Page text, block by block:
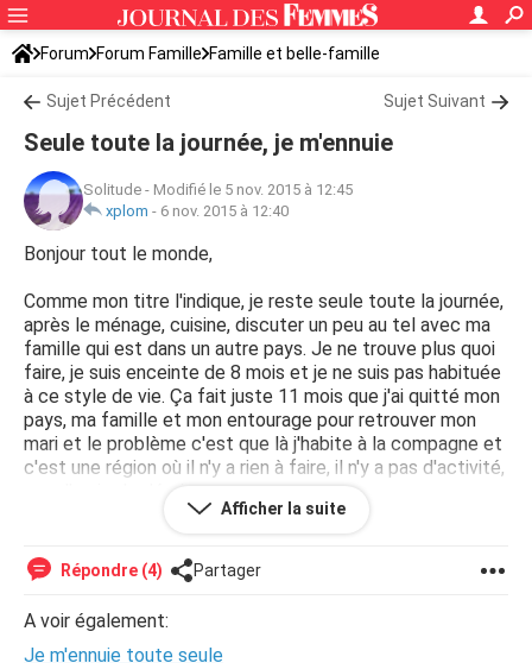
Forum Forum Famille Famille et belle-famille
Sujet Précédent Sujet Suivant
Seule toute la journée, je m'ennuie
Solitude - Modifié le 5 nov. 2015 à 12:45
xplom - 6 nov. 2015 à 12:40
Bonjour tout le monde,
Comme mon titre l'indique, je reste seule toute la journée,
après le ménage, cuisine, discuter un peu au tel avec ma
famille qui est dans un autre pays. Je ne trouve plus quoi
faire, je suis enceinte de 8 mois et je ne suis pas habituée
à ce style de vie. Ça fait juste 11 mois que j'ai quitté mon
pays, ma famille et mon entourage pour retrouver mon
mari et le problème c'est que là j'habite à la compagne et
c'est une région où il n'y a rien à faire, il n'y a pas d'activité,
Afficher la suite
Répondre (4) Partager
A voir également:
Je m'ennuie toute seule